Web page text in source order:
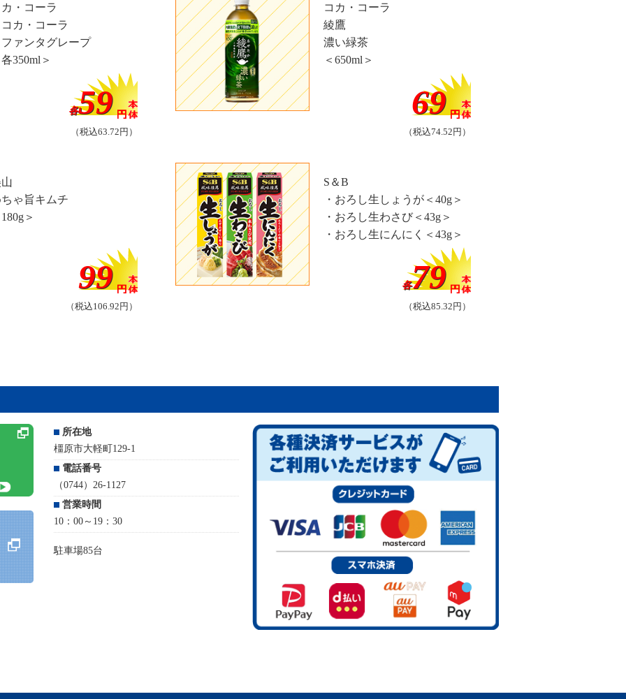
・コーラ
カ・コーラ
ァンタグレープ
350ml＞
各59
（税込63.72円）
コカ・コーラ
綾鷹
濃い緑茶
＜650ml＞
69
（税込74.52円）
ゃ旨キムチ
＞
99
（税込106.92円）
S＆B
・おろし生しょうが＜40g＞
・おろし生わさび＜43g＞
・おろし生にんにく＜43g＞
各79
（税込85.32円）
所在地
橿原市大軽町129-1
電話番号
（0744）26-1127
営業時間
10：00～19：30
駐車場85台